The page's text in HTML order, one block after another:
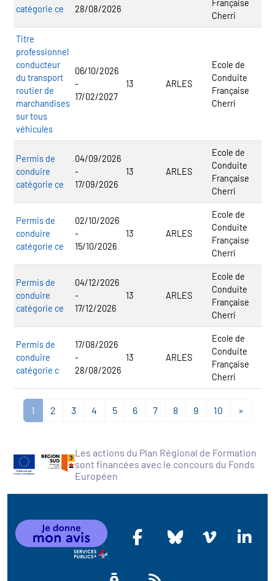
catégorie ce
28/08/2026
Française
Cherri
Titre
professionnel
conducteur
du transport
routier de
marchandises
sur tous
véhicules
06/10/2026
-
17/02/2027
13 ARLES
Ecole de
Conduite
Française
Cherri
Permis de
conduire
catégorie ce
04/09/2026
-
17/09/2026
13 ARLES
Ecole de
Conduite
Française
Cherri
Permis de
conduire
catégorie ce
02/10/2026
-
15/10/2026
13 ARLES
Ecole de
Conduite
Française
Cherri
Permis de
conduire
catégorie ce
04/12/2026
-
17/12/2026
13 ARLES
Ecole de
Conduite
Française
Cherri
Permis de
conduire
catégorie c
17/08/2026
-
28/08/2026
13 ARLES
Ecole de
Conduite
Française
Cherri
1 2 3 4 5 6 7 8 9 10 »
Les actions du Plan Régional de Formation
sont financées avec le concours du Fonds
Européen